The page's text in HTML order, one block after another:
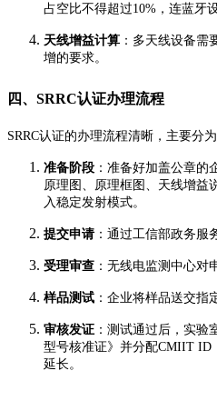
占空比不得超过10%，连蓝牙
天线增益计算 ：多天线设备需
增的要求。
四、SRRC认证办理流程
SRRC认证的办理流程清晰，主要分
准备阶段 ：准备好加盖公章
原理图、原理框图、天线增益
入稳定发射模式。
提交申请：通过工信部政务服
受理审查 ：无线电监测中心
样品测试 ：企业将样品送交
审核发证 ：测试通过后，实
型号核准证》并分配CMIIT ID
延长。